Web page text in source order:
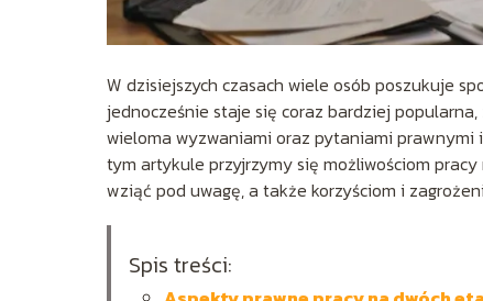
W dzisiejszych czasach wiele osób poszukuje
jednocześnie staje się coraz bardziej
wieloma wyzwaniami oraz pytaniami
tym artykule przyjrzymy się możliwościom
wziąć pod uwagę, a także korzyściom i
Spis treści: